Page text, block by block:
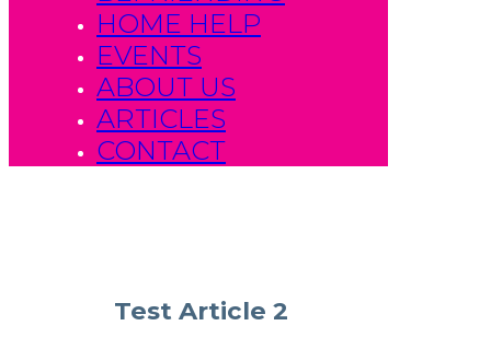
HOME HELP
EVENTS
ABOUT US
ARTICLES
CONTACT
Test Article 2